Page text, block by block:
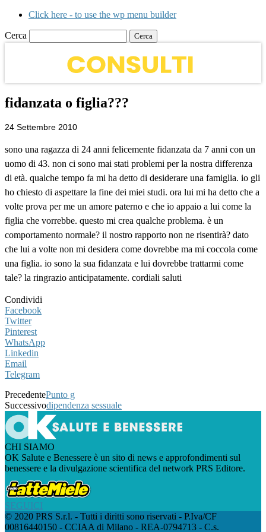
Click here - to use the wp menu builder
Cerca
fidanzata o figlia???
24 Settembre 2010
sono una ragazza di 24 anni felicemente fidanzata da 7 anni con un
uomo di 43. non ci sono mai stati problemi per la nostra differenza
di età. qualche tempo fa mi ha detto di desiderare una famiglia. io gli
ho chiesto di aspettare la fine dei miei studi. ora lui mi ha detto che a
volte prova per me un amore paterno e che io appaio a lui come la
figlia che vorrebbe. questo mi crea qualche problema. è un
comportamento normale? il nostro rapporto non ne risentirà? dato
che lui a volte non mi desidera come dovrebbe ma mi coccola come
una figlia. io sono la sua fidanzata e lui dovrebbe trattarmi come
tale? la ringrazio anticipatamente. cordiali saluti
Condividi
Facebook
Twitter
Pinterest
WhatsApp
Linkedin
Email
Telegram
PrecedentePunto g
Successivodipendenza sessuale
CHI SIAMO
OK Salute e Benessere è un sito di news e approfondimenti sul
benessere e la divulgazione scientifica del network PRS Editore.
SEGUICI
© 2020 PRS S.r.l. - Tutti i diritti sono riservati - P.Iva/CF
00816440150 - CCIAA di Milano - REA-0794713 - C.s.